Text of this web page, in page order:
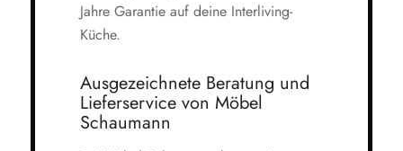
Jahre Garantie auf deine Interliving-
Küche.
Ausgezeichnete Beratung und
Lieferservice von Möbel
Schaumann